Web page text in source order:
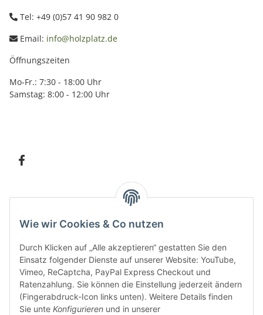
Tel: +49 (0)57 41 90 982 0
Email: info@holzplatz.de
Öffnungszeiten
Mo-Fr.: 7:30 - 18:00 Uhr
Samstag: 8:00 - 12:00 Uhr
Bitte senden Sie mir entsprechend IhrerDatenschutzerklärungregelmäßig und
jederzeit widerruflich Informationen zu Ihrem Produktsortiment per E-Mail zu.
Wie wir Cookies & Co nutzen
Durch Klicken auf „Alle akzeptieren“ gestatten Sie den
Einsatz folgender Dienste auf unserer Website: YouTube,
Vimeo, ReCaptcha, PayPal Express Checkout und
Ratenzahlung. Sie können die Einstellung jederzeit ändern
(Fingerabdruck-Icon links unten). Weitere Details finden
Sie unte Konfigurieren und in unserer